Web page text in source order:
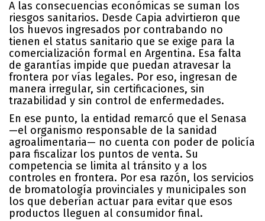
A las consecuencias económicas se suman los
riesgos sanitarios. Desde Capia advirtieron que
los huevos ingresados por contrabando no
tienen el status sanitario que se exige para la
comercialización formal en Argentina. Esa falta
de garantías impide que puedan atravesar la
frontera por vías legales. Por eso, ingresan de
manera irregular, sin certificaciones, sin
trazabilidad y sin control de enfermedades.
En ese punto, la entidad remarcó que el Senasa
—el organismo responsable de la sanidad
agroalimentaria— no cuenta con poder de policía
para fiscalizar los puntos de venta. Su
competencia se limita al tránsito y a los
controles en frontera. Por esa razón, los servicios
de bromatología provinciales y municipales son
los que deberían actuar para evitar que esos
productos lleguen al consumidor final.